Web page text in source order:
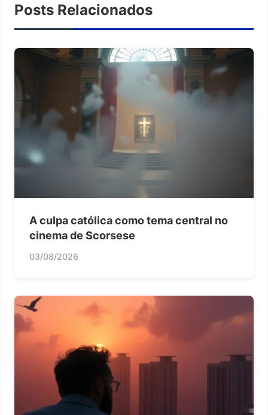
Posts Relacionados
A culpa católica como tema central no
cinema de Scorsese
03/08/2026